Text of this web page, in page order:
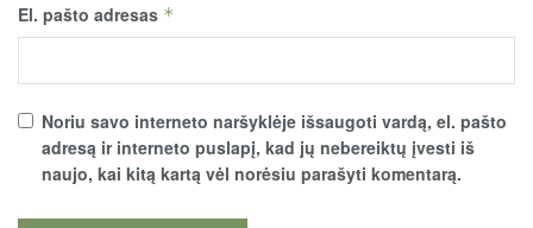
El. pašto adresas *
Noriu savo interneto naršyklėje išsaugoti vardą, el. pašto
adresą ir interneto puslapį, kad jų nebereiktų įvesti iš
naujo, kai kitą kartą vėl norėsiu parašyti komentarą.